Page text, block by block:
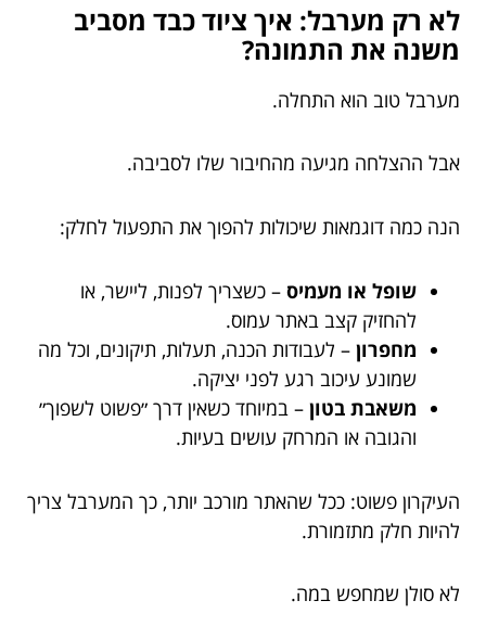
לא רק מערבל: איך ציוד כבד מסביב
משנה את התמונה?
מערבל טוב הוא התחלה.
אבל ההצלחה מגיעה מהחיבור שלו לסביבה.
הנה כמה דוגמאות שיכולות להפוך את התפעול לחלק:
שופל או מעמיס – כשצריך לפנות, ליישר, או
להחזיק קצב באתר עמוס.
מחפרון – לעבודות הכנה, תעלות, תיקונים, וכל מה
שמונע עיכוב רגע לפני יציקה.
משאבת בטון – במיוחד כשאין דרך ״פשוט לשפוך״
והגובה או המרחק עושים בעיות.
העיקרון פשוט: ככל שהאתר מורכב יותר, כך המערבל צריך
להיות חלק מתזמורת.
לא סולן שמחפש במה.